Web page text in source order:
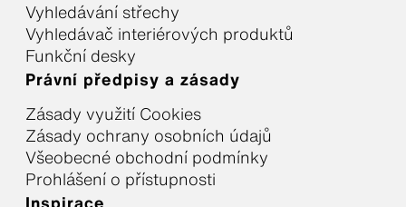
Vyhledávání střechy
Vyhledávač interiérových produktů
Funkční desky
Právní předpisy a zásady
Zásady využití Cookies
Zásady ochrany osobních údajů
Všeobecné obchodní podmínky
Prohlášení o přístupnosti